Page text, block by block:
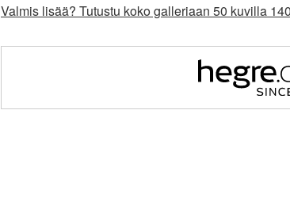
Valmis lisää? Tutustu koko galleriaan 50 kuvilla